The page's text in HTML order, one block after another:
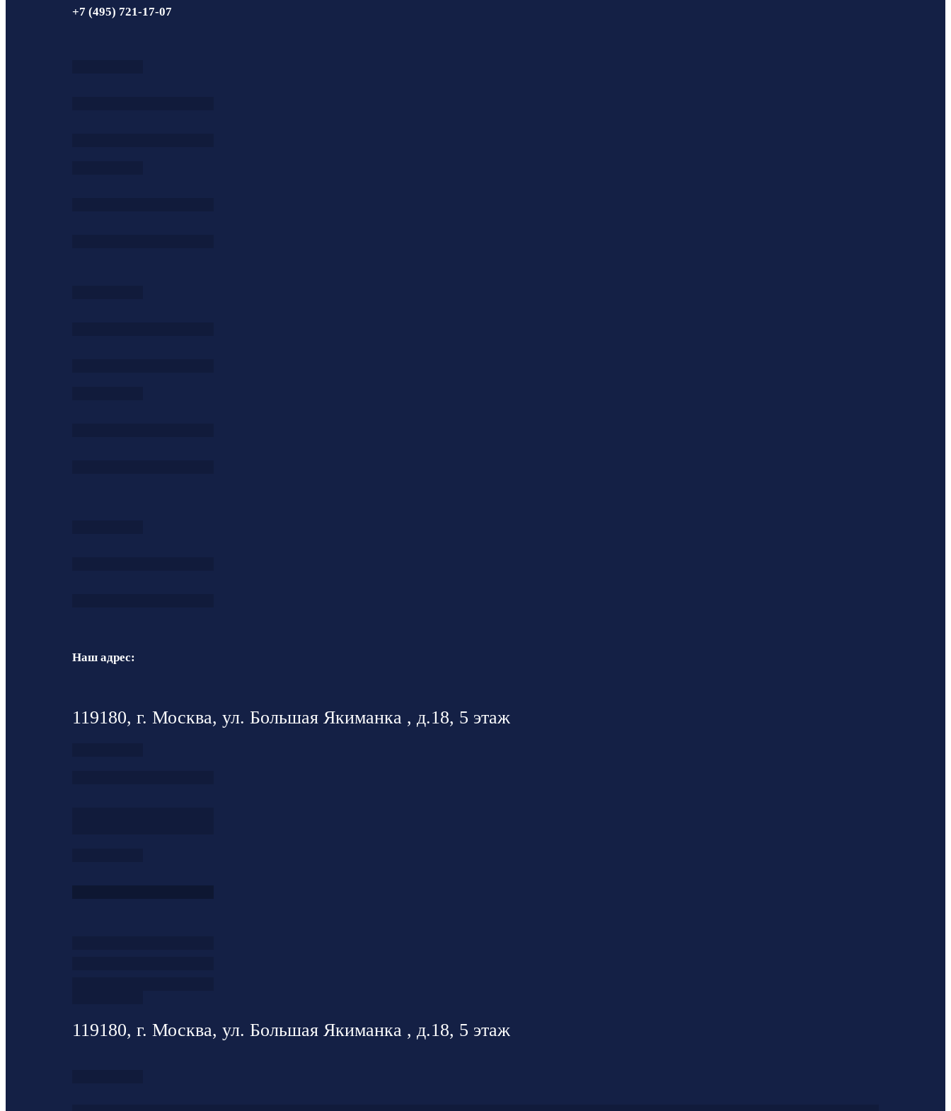
+7 (495) 721-17-07
Наш адрес:
119180, г. Москва, ул. Большая Якиманка , д.18, 5 этаж
119180, г. Москва, ул. Большая Якиманка , д.18, 5 этаж